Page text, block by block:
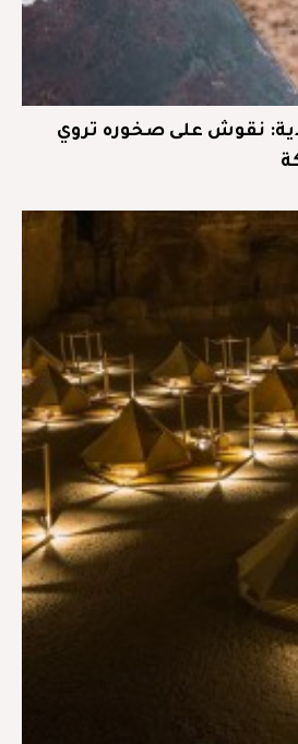
نقوش على صخوره تروي